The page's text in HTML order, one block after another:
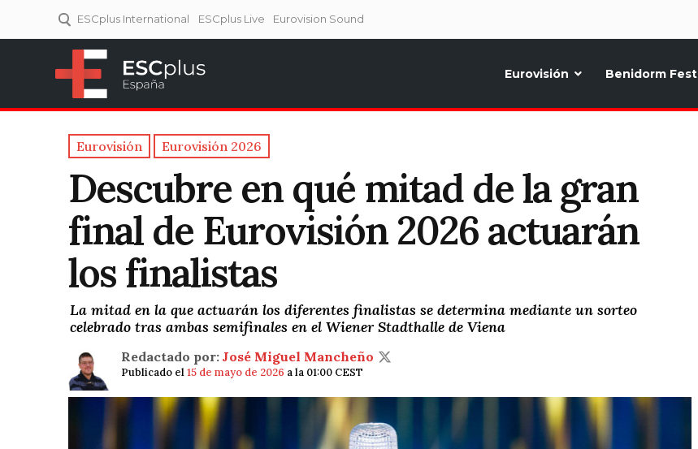
ESCplus International ESCplus Live Eurovision Sound
Eurovisión Benidorm Fest
Eurovisión Eurovisión 2026
Descubre en qué mitad de la gran
final de Eurovisión 2026 actuarán
los finalistas
La mitad en la que actuarán los diferentes finalistas se determina mediante un sorteo
celebrado tras ambas semifinales en el Wiener Stadthalle de Viena
Redactado por: José Miguel Mancheño
Publicado el15 de mayo de 2026 a la 01:00 CEST